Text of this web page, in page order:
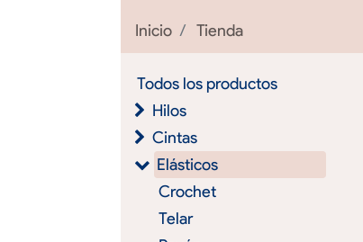
Inicio Tienda
Todos los productos
Hilos
Cintas
Elásticos
Crochet
Telar